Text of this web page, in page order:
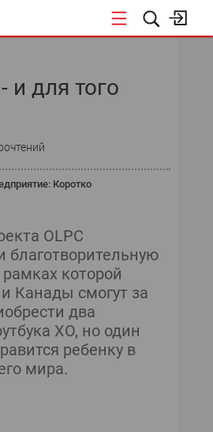
и для того
Коротко
OLPC
благотворительную
которой
Канады смогут за
два
XO, но один
ребенку в
мира.